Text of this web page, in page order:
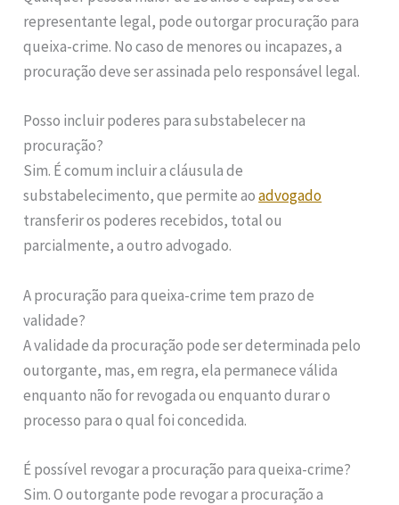
representante legal, pode outorgar procuração para
queixa-crime. No caso de menores ou incapazes, a
procuração deve ser assinada pelo responsável legal.
Posso incluir poderes para substabelecer na
procuração?
Sim. É comum incluir a cláusula de
substabelecimento, que permite aoadvogado
transferir os poderes recebidos, total ou
parcialmente, a outro advogado.
A procuração para queixa-crime tem prazo de
validade?
A validade da procuração pode ser determinada pelo
outorgante, mas, em regra, ela permanece válida
enquanto não for revogada ou enquanto durar o
processo para o qual foi concedida.
É possível revogar a procuração para queixa-crime?
Sim. O outorgante pode revogar a procuração a